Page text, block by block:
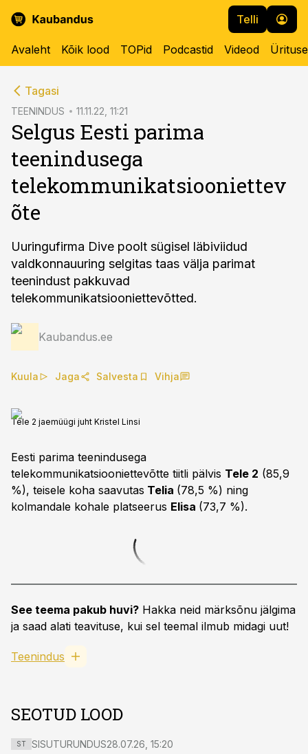
Telli
Avaleht Kõik lood TOPid Podcastid Videod
Tagasi
TEENINDUS 11.11.22, 11:21
Selgus Eesti parima
teenindusega
telekommunikatsiooniettev
õte
Uuringufirma Dive poolt sügisel läbiviidud
valdkonnauuring selgitas taas välja parimat
teenindust pakkuvad
telekommunikatsiooniettevõtted.
Kaubandus.ee
Kuula Jaga Salvesta Vihja
Tele 2 jaemüügi juht Kristel Linsi
Eesti parima teenindusega
telekommunikatsiooniettevõtte tiitli pälvis Tele 2 (85,9
%), teisele koha saavutas Telia (78,5 %) ning
kolmandale kohale platseerus Elisa (73,7 %).
See teema pakub huvi? Hakka neid märksõnu jälgima
ja saad alati teavituse, kui sel teemal ilmub midagi uut!
Teenindus
SEOTUD LOOD
ST SISUTURUNDUS28.07.26, 15:20